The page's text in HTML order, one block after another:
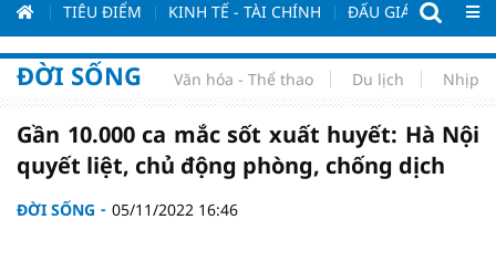
TIÊU ĐIỂM KINH TẾ - TÀI CHÍNH ĐẤU GIÁ - ĐẤU
ĐỜI SỐNG Văn hóa - Thể thao Du lịch Nhịp
Gần 10.000 ca mắc sốt xuất huyết: Hà Nội
quyết liệt, chủ động phòng, chống dịch
ĐỜI SỐNG 05/11/2022 16:46